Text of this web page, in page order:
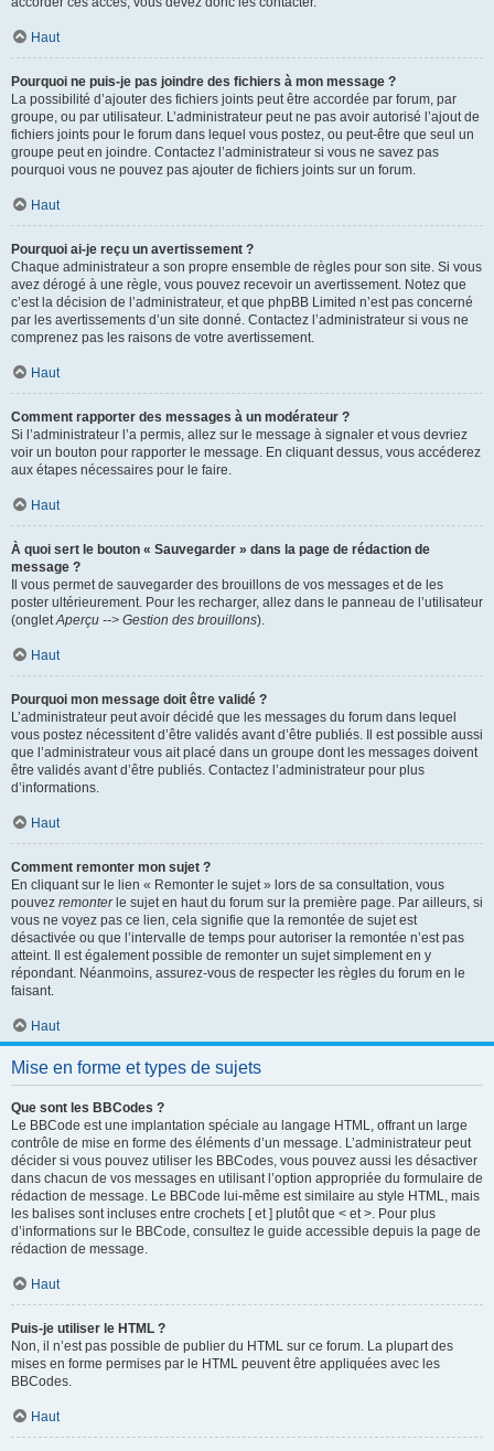
Haut
Pourquoi ne puis-je pas joindre des fichiers à mon message ?
La possibilité d’ajouter des fichiers joints peut être accordée par forum, par
groupe, ou par utilisateur. L’administrateur peut ne pas avoir autorisé l’ajout de
fichiers joints pour le forum dans lequel vous postez, ou peut-être que seul un
groupe peut en joindre. Contactez l’administrateur si vous ne savez pas
pourquoi vous ne pouvez pas ajouter de fichiers joints sur un forum.
Haut
Pourquoi ai-je reçu un avertissement ?
Chaque administrateur a son propre ensemble de règles pour son site. Si vous
avez dérogé à une règle, vous pouvez recevoir un avertissement. Notez que
c’est la décision de l’administrateur, et que phpBB Limited n’est pas concerné
par les avertissements d’un site donné. Contactez l’administrateur si vous ne
comprenez pas les raisons de votre avertissement.
Haut
Comment rapporter des messages à un modérateur ?
Si l’administrateur l’a permis, allez sur le message à signaler et vous devriez
voir un bouton pour rapporter le message. En cliquant dessus, vous accéderez
aux étapes nécessaires pour le faire.
Haut
À quoi sert le bouton « Sauvegarder » dans la page de rédaction de
message ?
Il vous permet de sauvegarder des brouillons de vos messages et de les
poster ultérieurement. Pour les recharger, allez dans le panneau de l’utilisateur
(ongletAperçu --> Gestion des brouillons).
Haut
Pourquoi mon message doit être validé ?
L’administrateur peut avoir décidé que les messages du forum dans lequel
vous postez nécessitent d’être validés avant d’être publiés. Il est possible aussi
que l’administrateur vous ait placé dans un groupe dont les messages doivent
être validés avant d’être publiés. Contactez l’administrateur pour plus
d’informations.
Haut
Comment remonter mon sujet ?
En cliquant sur le lien « Remonter le sujet » lors de sa consultation, vous
pouvez remonterle sujet en haut du forum sur la première page. Par ailleurs, si
vous ne voyez pas ce lien, cela signifie que la remontée de sujet est
désactivée ou que l’intervalle de temps pour autoriser la remontée n’est pas
atteint. Il est également possible de remonter un sujet simplement en y
répondant. Néanmoins, assurez-vous de respecter les règles du forum en le
faisant.
Haut
Mise en forme et types de sujets
Que sont les BBCodes ?
Le BBCode est une implantation spéciale au langage HTML, offrant un large
contrôle de mise en forme des éléments d’un message. L’administrateur peut
décider si vous pouvez utiliser les BBCodes, vous pouvez aussi les désactiver
dans chacun de vos messages en utilisant l’option appropriée du formulaire de
rédaction de message. Le BBCode lui-même est similaire au style HTML, mais
les balises sont incluses entre crochets [ et ] plutôt que < et >. Pour plus
d’informations sur le BBCode, consultez le guide accessible depuis la page de
rédaction de message.
Haut
Puis-je utiliser le HTML ?
Non, il n’est pas possible de publier du HTML sur ce forum. La plupart des
mises en forme permises par le HTML peuvent être appliquées avec les
BBCodes.
Haut